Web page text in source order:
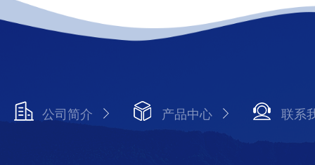
公司简介 产品中心 联系